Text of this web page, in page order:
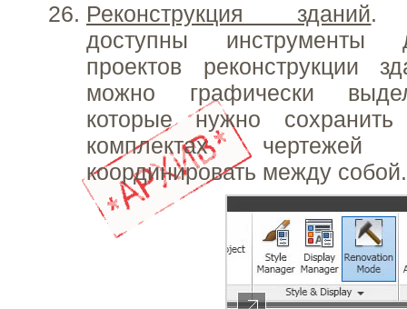
Реконструкция зданий.
доступны инструменты
проектов реконструкции
можно графически
которые нужно
комплектах
координировать между собой.